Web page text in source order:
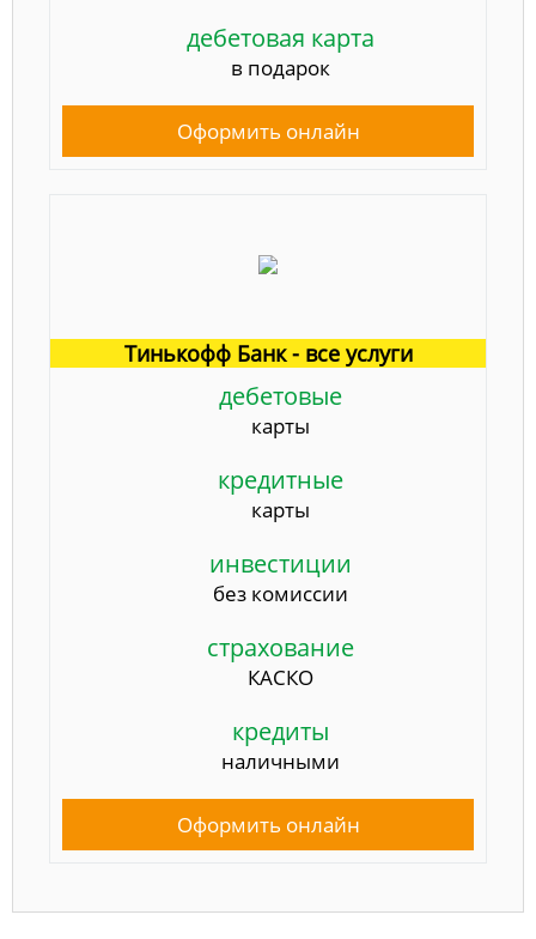
дебетовая карта
в подарок
Оформить онлайн
Тинькофф Банк - все услуги
дебетовые
карты
кредитные
карты
инвестиции
без комиссии
страхование
КАСКО
кредиты
наличными
Оформить онлайн